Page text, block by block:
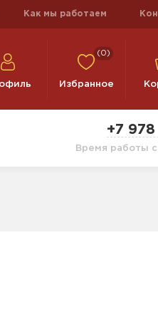
Как мы работаем
(0)
Избранное
+7
Время работы